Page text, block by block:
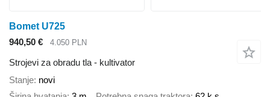
Bomet U725
940,50 €
4.050 PLN
Strojevi za obradu tla - kultivator
Stanje novi